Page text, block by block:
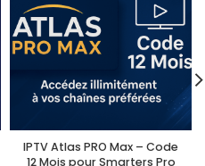
IPTV Atlas PRO Max – Code
12 Mois pour Smarters Pro